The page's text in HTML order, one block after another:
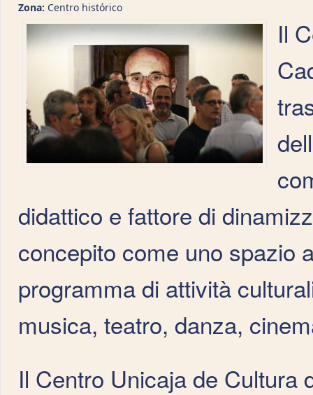
Zona: Centro histórico
Il
didattico e fattore di
concepito come uno spazio
programma di attività
musica, teatro, danza,
Il Centro Unicaja de Cultura